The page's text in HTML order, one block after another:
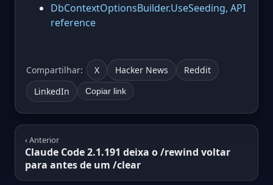
DbContextOptionsBuilder.UseSeeding, API
reference
Compartilhar: X Hacker News
Reddit
LinkedIn
Copiar link
‹ Anterior
Claude Code 2.1.191 deixa o /rewind voltar
para antes de um /clear